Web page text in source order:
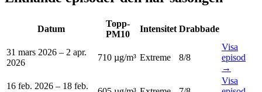
Datum
Topp-
PM10
Intensitet Drabbade
31 mars 2026 – 2 apr.
2026
710 µg/m³ Extreme 8/8
Visa
episod
→
16 feb. 2026 – 18 feb.
Visa